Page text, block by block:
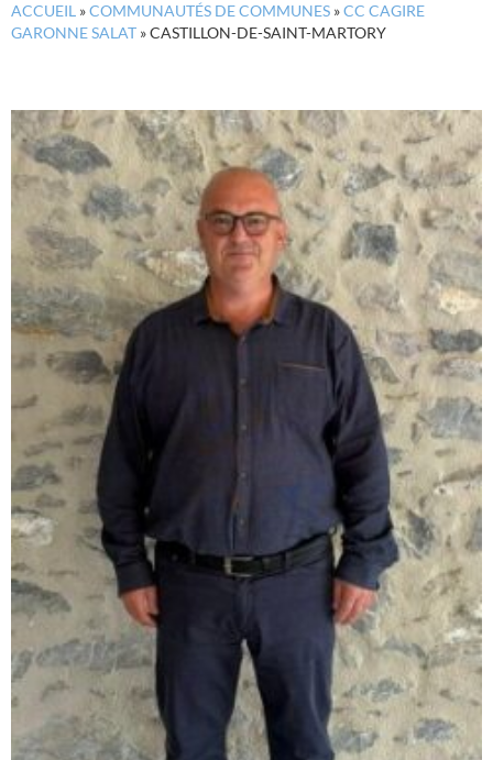
ACCUEIL »COMMUNAUTÉS DE COMMUNES »CC CAGIRE
GARONNE SALAT »CASTILLON-DE-SAINT-MARTORY